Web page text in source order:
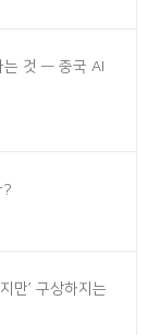
는 것 — 중국 AI
?
만’ 구상하지는